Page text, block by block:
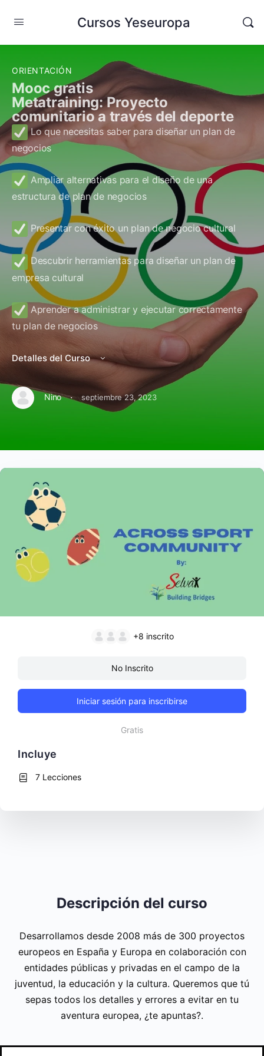
Cursos Yeseuropa
ORIENTACIÓN
Mooc gratis
Metatraining: Proyecto
comunitario a través del deporte
Lo que necesitas saber para diseñar un plan de
negocios
Ampliar alternativas para el diseño de una
estructura de plan de negocios
Presentar con éxito un plan de negocio cultural
Descubrir herramientas para diseñar un plan de
empresa cultural
Aprender a administrar y ejecutar correctamente
tu plan de negocios
Detalles del Curso
Nino · septiembre 23, 2023
Descripción del curso
Desarrollamos desde 2008 más de 300 proyectos
europeos en España y Europa en colaboración con
entidades públicas y privadas en el campo de la
juventud, la educación y la cultura. Queremos que tú
sepas todos los detalles y errores a evitar en tu
aventura europea, ¿te apuntas?.
+8 inscrito
No Inscrito
Iniciar sesión para inscribirse
Gratis
Incluye
7 Lecciones